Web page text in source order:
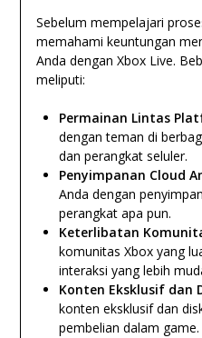
Sebelum mempelajari
memahami keuntungan
Anda dengan Xbox Live.
meliputi:
Permainan Lintas
dengan teman di
dan perangkat seluler.
Penyimpanan Cloud
Anda dengan
perangkat apa pun.
Keterlibatan
komunitas Xbox yang
interaksi yang lebih
Konten Eksklusif dan
konten eksklusif dan
pembelian dalam game.